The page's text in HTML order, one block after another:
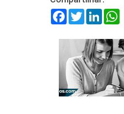
FacebookTwitterLinkedIn